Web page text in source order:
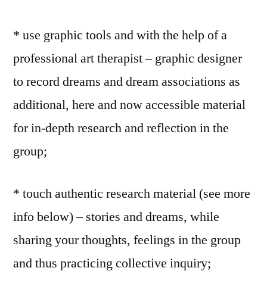
* use graphic tools and with the help of a
professional art therapist – graphic designer
to record dreams and dream associations as
additional, here and now accessible material
for in-depth research and reflection in the
group;
* touch authentic research material (see more
info below) – stories and dreams, while
sharing your thoughts, feelings in the group
and thus practicing collective inquiry;